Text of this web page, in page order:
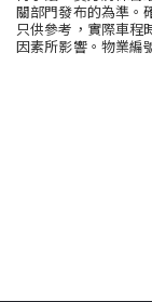
關部門發布的為準。
只供參考，實際車程
因素所影響。物業編